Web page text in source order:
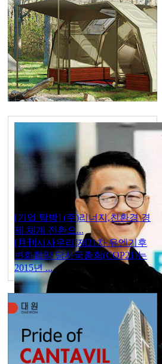
[기업 탐방] (주)리너지,친환경 경
제 체계 전환으...
[月刊시사우리]제21차 유엔기후
변화협약 당사국총회(COP21)는
2015년 ...